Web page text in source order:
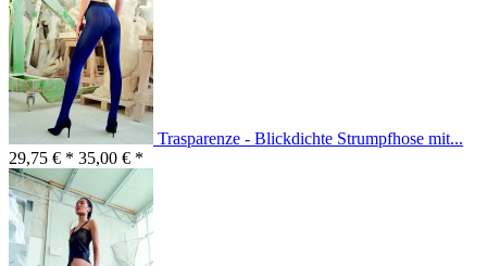
Trasparenze - Blickdichte Strumpfhose mit...
29,75 € * 35,00 € *